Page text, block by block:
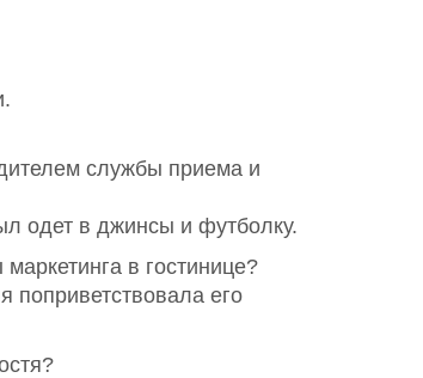
службы приема и
одет в джинсы и футболку.
в гостинице?
поприветствовала его